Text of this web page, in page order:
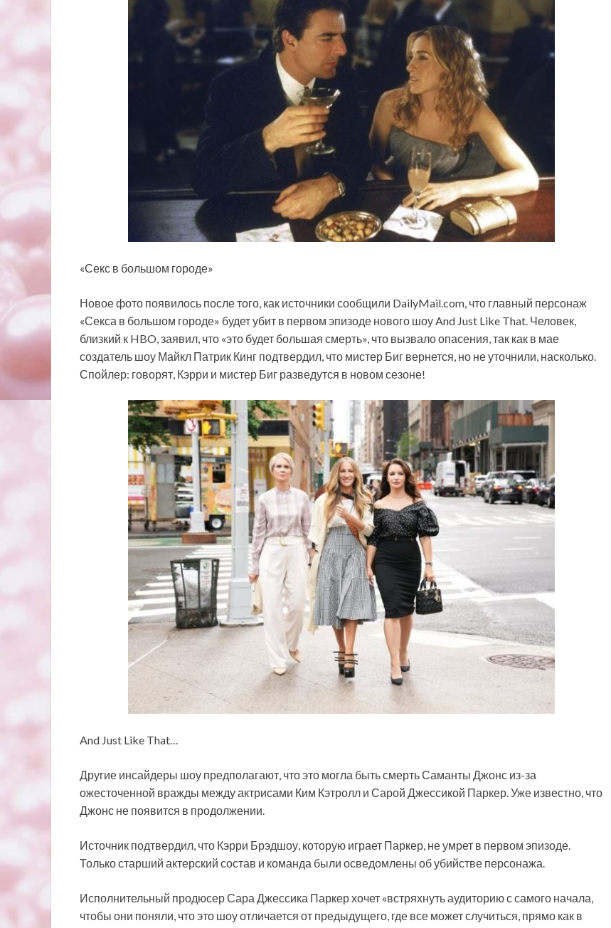
«Секс в большом городе»
Новое фото появилось после того, как источники сообщили DailyMail.com, что главный персонаж
«Секса в большом городе» будет убит в первом эпизоде ​​нового шоу And Just Like That. Человек,
близкий к HBO, заявил, что «это будет большая смерть», что вызвало опасения, так как в мае
создатель шоу Майкл Патрик Кинг подтвердил, что мистер Биг вернется, но не уточнили, насколько.
Спойлер: говорят, Кэрри и мистер Биг разведутся в новом сезоне!
And Just Like That…
Другие инсайдеры шоу предполагают, что это могла быть смерть Саманты Джонс из-за
ожесточенной вражды между актрисами Ким Кэтролл и Сарой Джессикой Паркер. Уже известно, что
Джонс не появится в продолжении.
Источник подтвердил, что Кэрри Брэдшоу, которую играет Паркер, не умрет в первом эпизоде.
Только старший актерский состав и команда были осведомлены об убийстве персонажа.
Исполнительный продюсер Сара Джессика Паркер хочет «встряхнуть аудиторию с самого начала,
чтобы они поняли, что это шоу отличается от предыдущего, где все может случиться, прямо как в